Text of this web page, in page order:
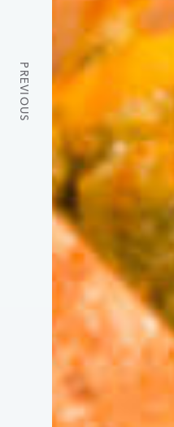
PREVIOUS